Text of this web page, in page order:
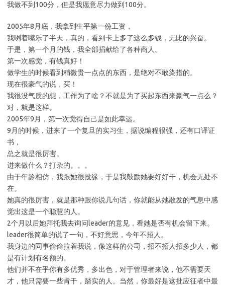
我做不到100分，但是我愿意尽力做到100分。
2005年8月底，我拿到生平第一份工资，
我咧着嘴乐了半天，真的，看到卡上多了这么多钱，无比的兴奋。
于是，第一个月的钱，我全部捐献给了各种商人。
第一次感觉，有钱真好！
做学生的时候看到稍微贵一点点的东西，是绝对不敢染指的。
现在很豪气的说，买！
我很没气质的想，工作为了啥？不就是为了买起东西来豪气一点么？
对，就是这样。
2005年9月，第一次觉得自己是如此幸运。
9月的时候，进来了一个复旦的实习生，据说编程很强，还有口译证
书，
总之就是很厉害。
进来做什么？打杂的。。。
由于年龄相仿，我跟她很投缘，于是我鼓励她要好好干，机会无处不
在。
她真的很厉害，就是那种跟你说几句话，你就能从她散发的气息中感
觉出这是一个聪慧的人。
2个月以后她拜托我去询问leader的意见，看她是否有机会留下来。
leader很简单的说了一句，不好意思，今年不招人。
我身边的同事偷偷拉着我说，像这样的公司，招不招人招多少人，都
是有计划有名额的。
他们并不在乎你有多优秀，多出色，对于管理者来说，他不需要天
才，他只需要一些肯干，踏实的人。当然，你最好是这批应征者中最